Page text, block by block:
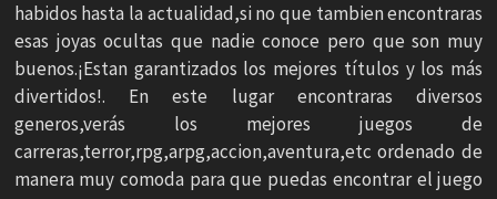
habidos hasta la actualidad,si no que tambien encontraras
esas joyas ocultas que nadie conoce pero que son muy
buenos.¡Estan garantizados los mejores títulos y los más
divertidos!. En este lugar encontraras diversos
generos,verás los mejores juegos de
carreras,terror,rpg,arpg,accion,aventura,etc ordenado de
manera muy comoda para que puedas encontrar el juego